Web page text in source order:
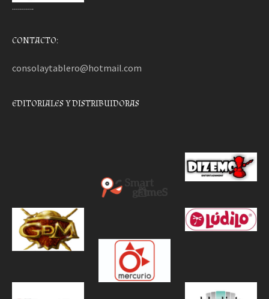
………..
CONTACTO:
consolaytablero@hotmail.com
EDITORIALES Y DISTRIBUIDORAS